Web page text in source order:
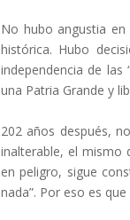
No hubo angustia en
histórica. Hubo
independencia de las
una Patria Grande y
202 años después,
inalterable, el mismo
en peligro, sigue
nada”. Por eso es